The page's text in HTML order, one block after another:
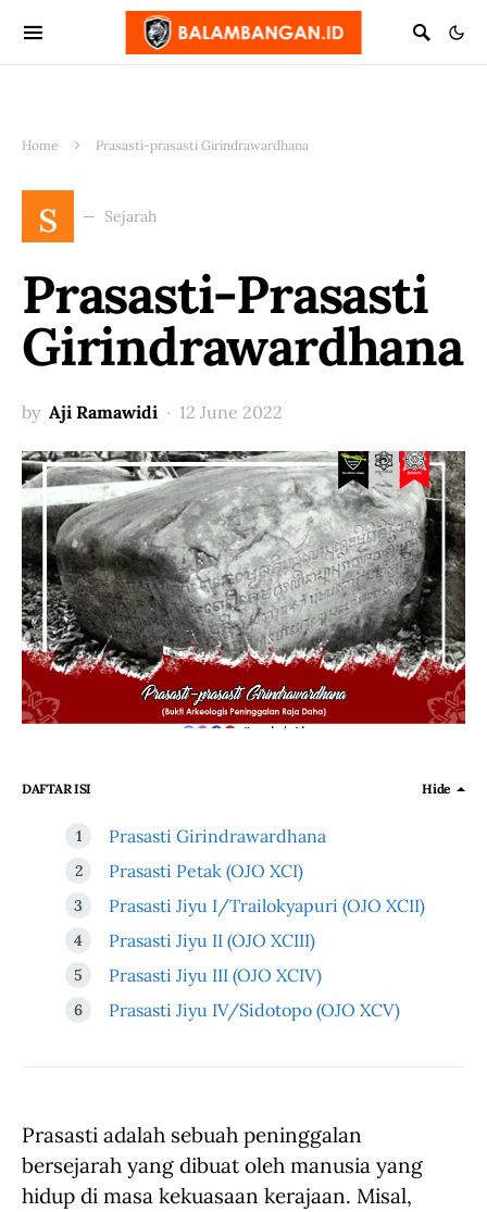
Home Prasasti-prasasti Girindrawardhana
s Sejarah
Prasasti-Prasasti
Girindrawardhana
by Aji Ramawidi 12 June 2022
DAFTAR ISI Hide
Prasasti Girindrawardhana
Prasasti Petak (OJO XCI)
Prasasti Jiyu I/Trailokyapuri (OJO XCII)
Prasasti Jiyu II (OJO XCIII)
Prasasti Jiyu III (OJO XCIV)
Prasasti Jiyu IV/Sidotopo (OJO XCV)
Prasasti adalah sebuah peninggalan
bersejarah yang dibuat oleh manusia yang
hidup di masa kekuasaan kerajaan. Misal,